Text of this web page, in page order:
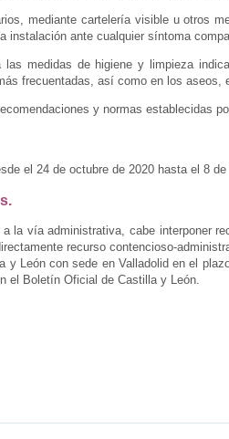
mediante cartelería visible u otros
instalación ante cualquier síntoma
las medidas de higiene y limpieza
frecuentadas, así como en los aseos,
y normas establecidas
el 24 de octubre de 2020 hasta el 8
la vía administrativa, cabe interponer
recurso contencioso-
y León con sede en Valladolid en el
el Boletín Oficial de Castilla y León.